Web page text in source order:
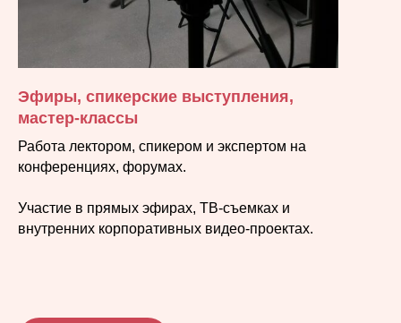
Эфиры, спикерские выступления,
мастер-классы
Работа лектором, спикером и экспертом на
конференциях, форумах.
Участие в прямых эфирах, ТВ-съемках и
внутренних корпоративных видео-проектах.